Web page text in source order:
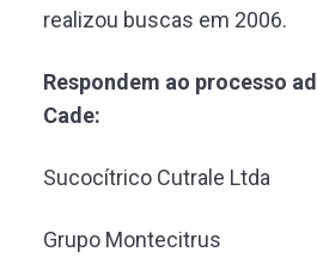
realizou buscas em 2006.
Respondem ao processo
Cade:
Sucocítrico Cutrale Ltda
Grupo Montecitrus